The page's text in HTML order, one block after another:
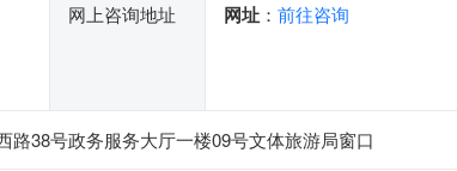
网上咨询地址 网址 ： 前往咨询
路38号政务服务大厅一楼09号文体旅游局窗口